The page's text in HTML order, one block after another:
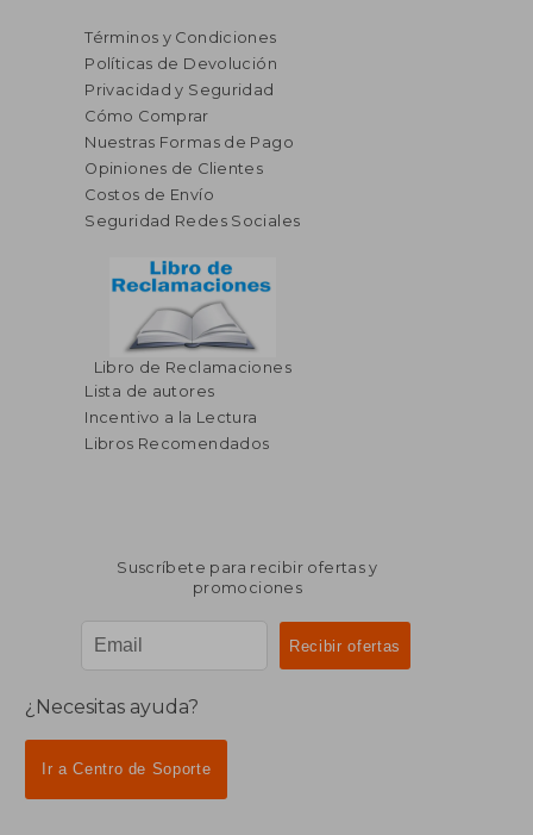
Términos y Condiciones
Políticas de Devolución
Privacidad y Seguridad
Cómo Comprar
Nuestras Formas de Pago
Opiniones de Clientes
Costos de Envío
Seguridad Redes Sociales
Libro de Reclamaciones
Lista de autores
Incentivo a la Lectura
Libros Recomendados
Suscríbete para recibir ofertas y
promociones
¿Necesitas ayuda?
Ir a Centro de Soporte